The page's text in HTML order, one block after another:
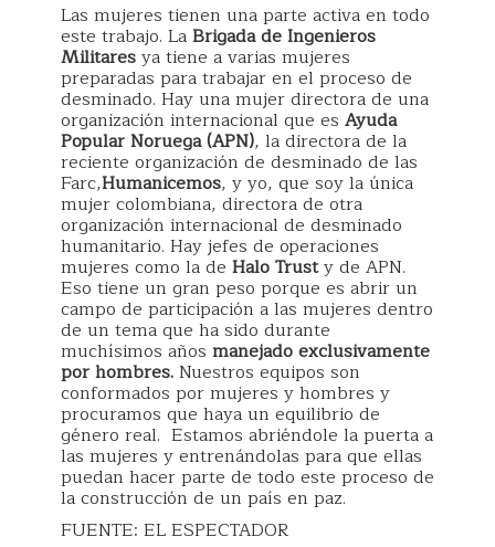
Las mujeres tienen una parte activa en todo
este trabajo. LaBrigada de Ingenieros
Militaresya tiene a varias mujeres
preparadas para trabajar en el proceso de
desminado. Hay una mujer directora de una
organización internacional que es Ayuda
Popular Noruega (APN), la directora de la
reciente organización de desminado de las
Farc,Humanicemos, y yo, que soy la única
mujer colombiana, directora de otra
organización internacional de desminado
humanitario. Hay jefes de operaciones
mujeres como la de Halo Trusty de APN.
Eso tiene un gran peso porque es abrir un
campo de participación a las mujeres dentro
de un tema que ha sido durante
muchísimos años manejado exclusivamente
por hombres.Nuestros equipos son
conformados por mujeres y hombres y
procuramos que haya un equilibrio de
género real. Estamos abriéndole la puerta a
las mujeres y entrenándolas para que ellas
puedan hacer parte de todo este proceso de
la construcción de un país en paz.
FUENTE: EL ESPECTADOR